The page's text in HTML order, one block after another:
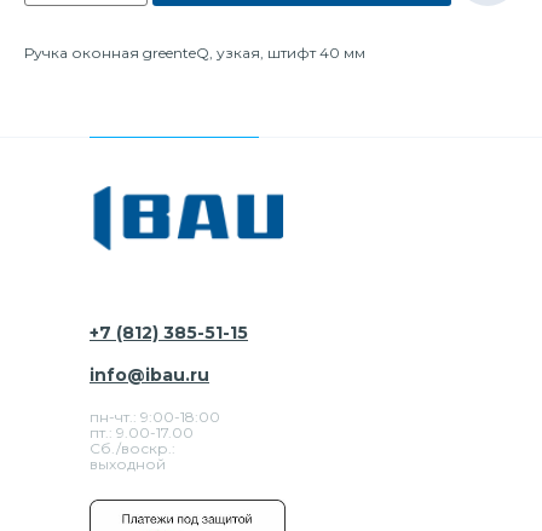
Ручка оконная greenteQ, узкая, штифт 40 мм
+7 (812) 385-51-15
пн-чт.: 9:00-18:00
пт.: 9.00-17.00
Сб./воскр.:
выходной
info@ibau.ru